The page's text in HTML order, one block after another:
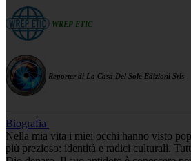
WREP ETIC
Reporter di La Casa Del Sole Edizioni Srls
Biografia
Nella mia vita i miei occhi hanno visto
più prezioso: identità e radici culturali.